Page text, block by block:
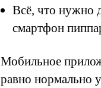
Всё, что нужно
смартфон
Мобильное
равно нормально